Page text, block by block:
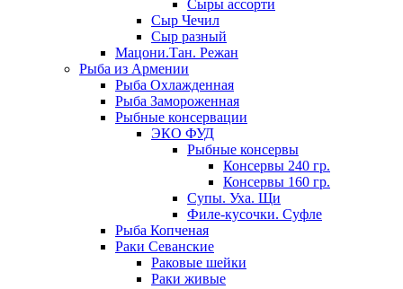
Сыры ассорти
Сыр Чечил
Сыр разный
Мацони.Тан. Режан
Рыба из Армении
Рыба Охлажденная
Рыба Замороженная
Рыбные консервации
ЭКО ФУД
Рыбные консервы
Консервы 240 гр.
Консервы 160 гр.
Супы. Уха. Щи
Филе-кусочки. Суфле
Рыба Копченая
Раки Севанские
Раковые шейки
Раки живые